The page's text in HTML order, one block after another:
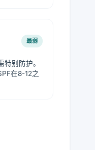
最弱
别防护。
在8-12之